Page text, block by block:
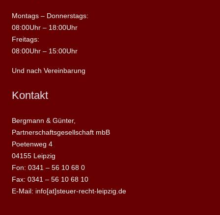
Montags – Donnerstags:
08:00Uhr – 18:00Uhr
Freitags:
08:00Uhr – 15:00Uhr
Und nach Vereinbarung
Kontakt
Bergmann & Günter,
Partnerschaftsgesellschaft mbB
Poetenweg 4
04155 Leipzig
Fon: 0341 – 56 10 68 0
Fax: 0341 – 56 10 68 10
E-Mail: info[at]steuer-recht-leipzig.de